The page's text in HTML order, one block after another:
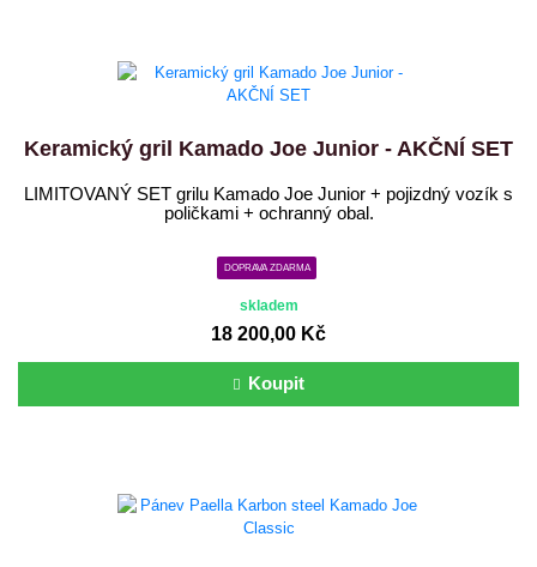
Keramický gril Kamado Joe Junior - AKČNÍ SET
LIMITOVANÝ SET grilu Kamado Joe Junior + pojizdný vozík s
poličkami + ochranný obal.
DOPRAVA ZDARMA
skladem
18 200,00 Kč
Koupit